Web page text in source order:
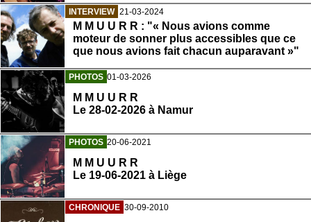
INTERVIEW 21-03-2024
M M U U R R : "« Nous avions comme
moteur de sonner plus accessibles que ce
que nous avions fait chacun auparavant »"
PHOTOS 01-03-2026
M M U U R R
Le 28-02-2026 à Namur
PHOTOS 20-06-2021
M M U U R R
Le 19-06-2021 à Liège
CHRONIQUE 30-09-2010